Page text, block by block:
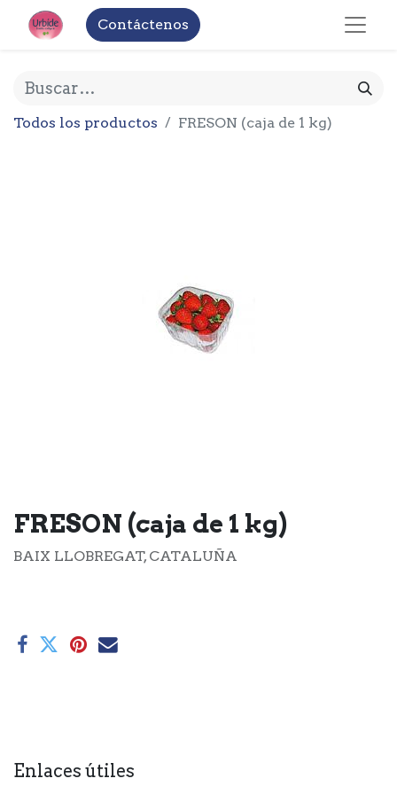
Contáctenos
Todos los productos FRESON (caja de 1 kg)
FRESON (caja de 1 kg)
BAIX LLOBREGAT, CATALUÑA
Enlaces útiles